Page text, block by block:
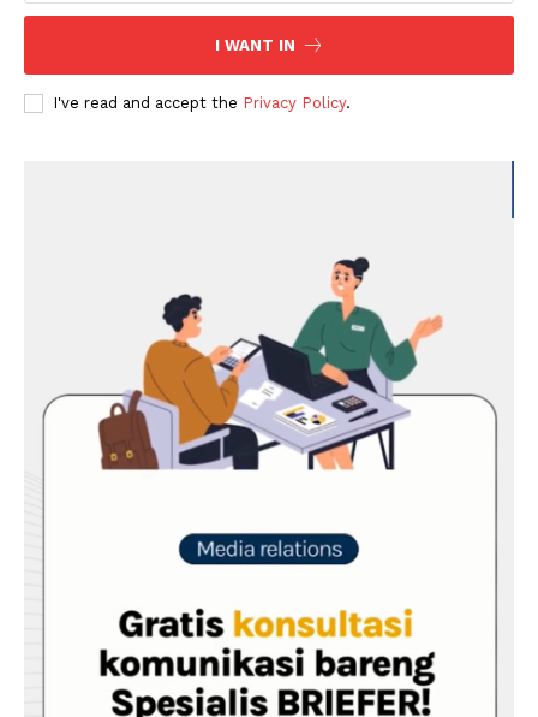
I WANT IN
I've read and accept the Privacy Policy.